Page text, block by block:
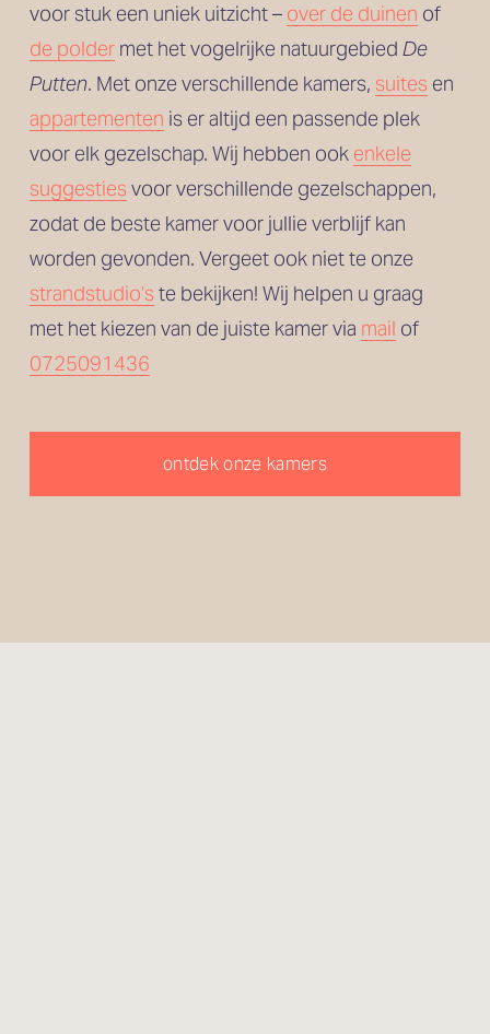
voor stuk een uniek uitzicht – over de duinen
of
de polder met het vogelrijke natuurgebied De
Putten. Met onze verschillende kamers, suites en
appartementen is er altijd een passende plek
voor elk gezelschap. Wij hebben ook enkele
suggesties voor verschillende gezelschappen,
zodat de beste kamer voor jullie verblijf kan
strandstudio’s te bekijken! Wij helpen u graag
met het kiezen van de juiste kamer via mail
of
0725091436
ontdek onze kamers